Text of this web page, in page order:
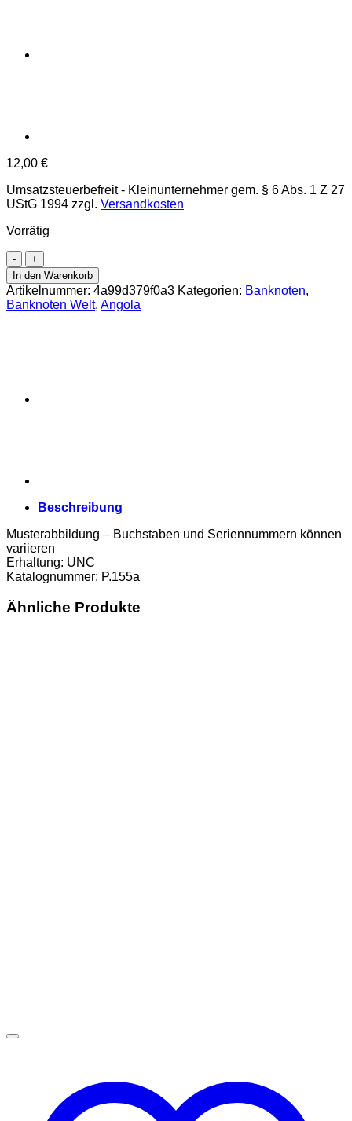
12,00 €
Umsatzsteuerbefreit - Kleinunternehmer gem. § 6 Abs. 1 Z 27
UStG 1994 zzgl. Versandkosten
Vorrätig
Angola
-
500
Kwanzas
10.2012,
In den Warenkorb
Artikelnummer: 4a99d379f0a3 Kategorien: Banknoten,
Banknoten Welt, Angola
Beschreibung
Musterabbildung – Buchstaben und Seriennummern können
variieren
Erhaltung: UNC
Katalognummer: P.155a
Ähnliche Produkte